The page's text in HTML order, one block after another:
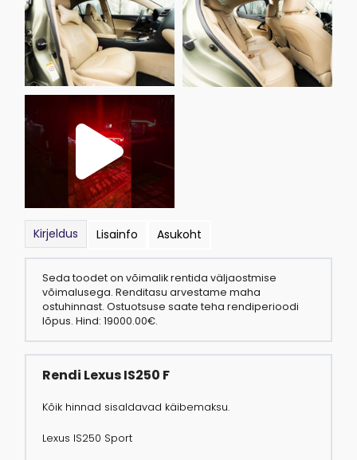
Kirjeldus Lisainfo Asukoht
Seda toodet on võimalik rentida väljaostmise
võimalusega. Renditasu arvestame maha
ostuhinnast. Ostuotsuse saate teha rendiperioodi
lõpus. Hind: 19000.00€.
Rendi Lexus IS250 F
Kõik hinnad sisaldavad käibemaksu.
Lexus IS250 Sport